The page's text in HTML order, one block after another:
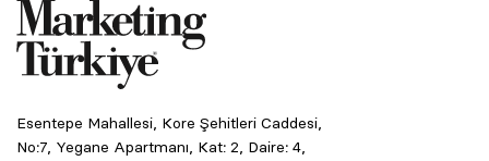
Esentepe Mahallesi, Kore Şehitleri Caddesi,
No:7, Yegane Apartmanı, Kat: 2, Daire: 4,